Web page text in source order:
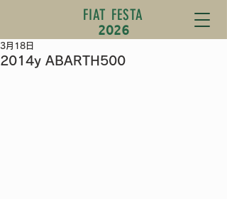
FIAT FESTA
2026
2014y ABARTH500
3月18日